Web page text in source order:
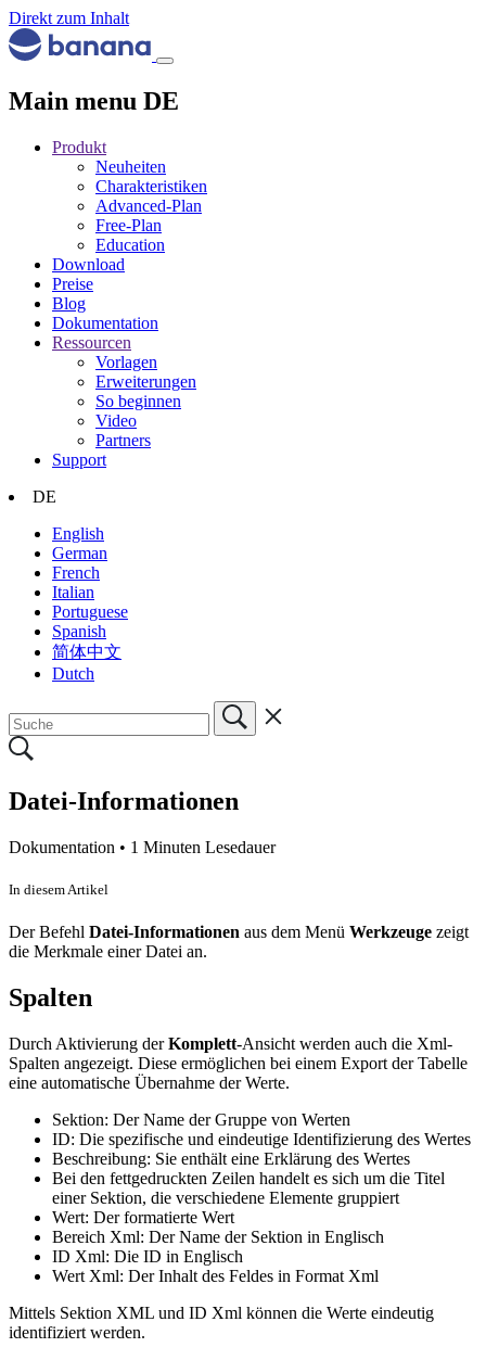
Direkt zum Inhalt
Main menu DE
Produkt
Neuheiten
Charakteristiken
Advanced-Plan
Free-Plan
Education
Download
Preise
Blog
Dokumentation
Ressourcen
Vorlagen
Erweiterungen
So beginnen
Video
Partners
Support
DE
English
German
French
Italian
Portuguese
Spanish
简体中文
Dutch
Datei-Informationen
Dokumentation • 1 Minuten Lesedauer
In diesem Artikel
Der Befehl Datei-Informationen aus dem Menü Werkzeuge zeigt
die Merkmale einer Datei an.
Spalten
Durch Aktivierung derKomplett-Ansicht werden auch die Xml-
Spalten angezeigt. Diese ermöglichen bei einem Export der Tabelle
eine automatische Übernahme der Werte.
Sektion: Der Name der Gruppe von Werten
ID: Die spezifische und eindeutige Identifizierung des Wertes
Beschreibung: Sie enthält eine Erklärung des Wertes
Bei den fettgedruckten Zeilen handelt es sich um die Titel
einer Sektion, die verschiedene Elemente gruppiert
Wert: Der formatierte Wert
Bereich Xml: Der Name der Sektion in Englisch
ID Xml: Die ID in Englisch
Wert Xml: Der Inhalt des Feldes in Format Xml
Mittels Sektion XML und ID Xml können die Werte eindeutig
identifiziert werden.